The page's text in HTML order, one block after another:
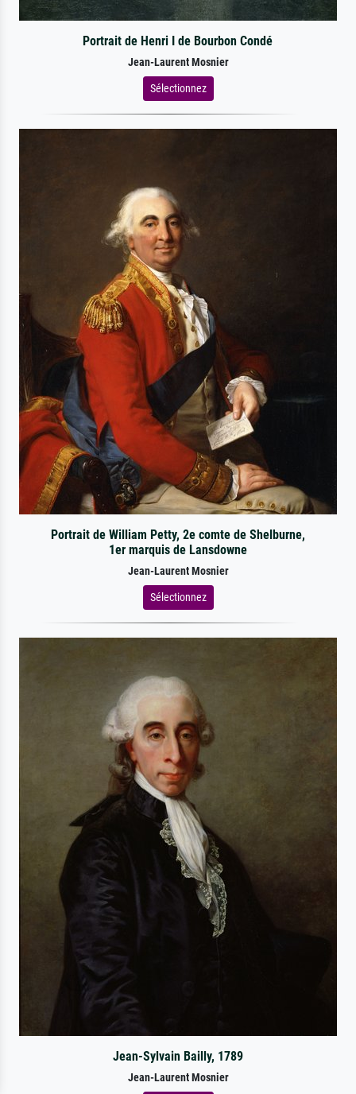
Portrait de Henri I de Bourbon Condé
Jean-Laurent Mosnier
Sélectionnez
Portrait de William Petty, 2e comte de Shelburne,
1er marquis de Lansdowne
Jean-Laurent Mosnier
Sélectionnez
Jean-Sylvain Bailly, 1789
Jean-Laurent Mosnier